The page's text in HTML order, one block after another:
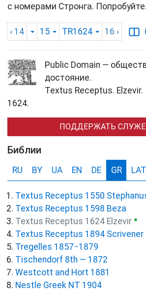
с номерами Стронга. Попробуйте.
‹ 14 15 TR1624 16 ›
Public Domain —
достояние.
Textus Receptus. Elzevir.
1624.
ПОДДЕРЖАТЬ
Библии
RU BY UA EN DE GR LAT
Textus Receptus 1550
Textus Receptus 1598 Beza
Textus Receptus 1624 Elzevir ●
Textus Receptus 1894 Scrivener
Tregelles 1857−1879
Tischendorf 8th — 1872
Westcott and Hort 1881
Nestle Greek NT 1904